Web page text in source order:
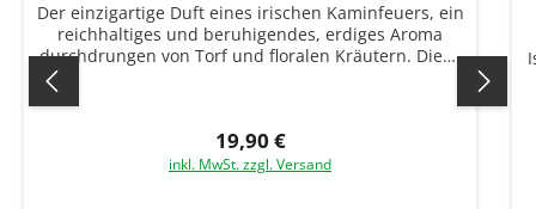
Der einzigartige Duft eines irischen Kaminfeuers, ein
reichhaltiges und beruhigendes, erdiges Aroma
durchdrungen von Torf und floralen Kräutern. Diese
aromatischen Gewürzen, Vetivergras, Rose und
Patchouli erinnert an einen dämmrigen Abend in
Regulärer Preis:
19,90 €
inkl. MwSt. zzgl. Versand